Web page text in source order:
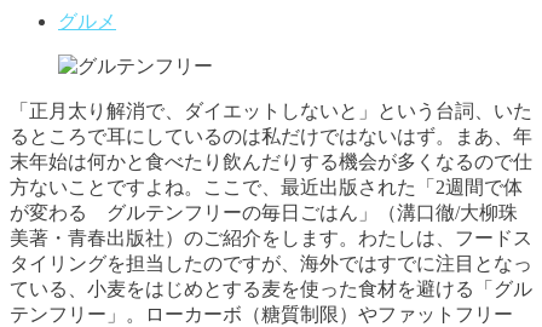
グルメ
「正月太り解消で、ダイエットしないと」という台詞、いた
るところで耳にしているのは私だけではないはず。まあ、年
末年始は何かと食べたり飲んだりする機会が多くなるので仕
方ないことですよね。ここで、最近出版された「2週間で体
が変わる グルテンフリーの毎日ごはん」（溝口徹/大柳珠
美著・青春出版社）のご紹介をします。わたしは、フードス
タイリングを担当したのですが、海外ではすでに注目となっ
ている、小麦をはじめとする麦を使った食材を避ける「グル
テンフリー」。ローカーボ（糖質制限）やファットフリー